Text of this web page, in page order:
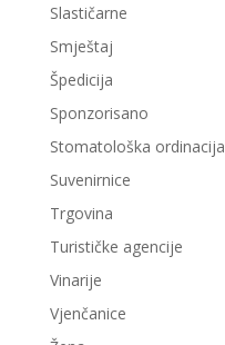
Slastičarne
Smještaj
Špedicija
Sponzorisano
Stomatološka ordinacija
Suvenirnice
Trgovina
Turističke agencije
Vinarije
Vjenčanice